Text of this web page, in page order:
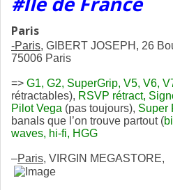
Paris
-Paris, GIBERT JOSEPH, 26
75006 Paris
=> G1, G2, SuperGrip, V5, V6,
rétractables), RSVP rétract,
Pilot Vega (pas toujours), Super
banals que l’on trouve partout (
waves, hi-fi, HGG
–Paris, VIRGIN MEGASTORE,